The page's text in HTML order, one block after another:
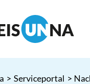
> Serviceportal >